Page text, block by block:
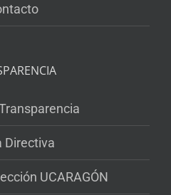
Directiva
UCARAGÓN